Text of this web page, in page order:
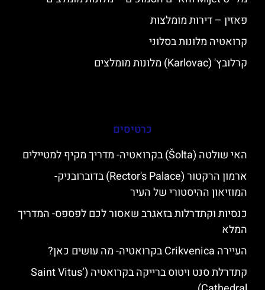
פאזין – דירות מומלצות
קרואטיה מלונות בסלוני
קרלובץ' (Karlovac) מלונות מומלצים
כרטיסים
האי שולטה (Šolta) בקרואטיה- מדריך מקיף למטיילים
ארמון הרקטור (Rector's Palace) בדוברובניק-
המוזיאון ההיסטורי של העיר
כנסיות וקתדרלות בזאגרב שאסור לכם לפספס- המדריך
המלא
העיירה Crikvenica בקרואטיה- מה עושים כאן?
קתדרלת סנט ויטוס ברייקה בקרואטיה (Saint Vitus’